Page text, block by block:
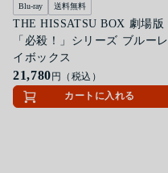
Blu-ray 送料無料
THE HISSATSU BOX 劇場版
「必殺！」シリーズ ブルーレ
イボックス
21,780円（税込）
カートに入れる